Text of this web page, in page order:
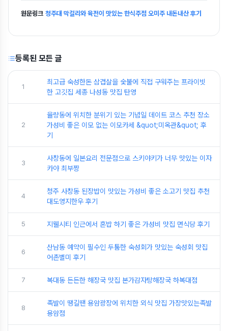
원문링크 청주대 막걸리와 육전이 맛있는 한식주점 오미주 내돈내산 후기
등록된 모든 글
1
최고급 숙성한돈 삼겹살을 숯불에 직접 구워주는 프라이빗
한 고깃집 세종 나성동 맛집 탄영
2
율량동에 위치한 분위기 있는 기념일 데이트 코스 추천 장소
가성비 좋은 이모 없는 이모카세 &quot;미옥관&quot; 후
기
3
사창동에 일본요리 전문점으로 스키야키가 너무 맛있는 이자
카야 최부짱
4
청주 사창동 된장밥이 맛있는 가성비 좋은 소고기 맛집 추천
대도영지한우 후기
5 지웰시티 인근에서 혼밥 하기 좋은 가성비 맛집 면식당 후기
6
산남동 예약이 필수인 두툼한 숙성회가 맛있는 숙성회 맛집
어촌별미 후기
7 복대동 든든한 해장국 맛집 본가감자탕해장국 하복대점
8
족발이 땡길땐 용암광장에 위치한 외식 맛집 가장맛있는족발
용암점